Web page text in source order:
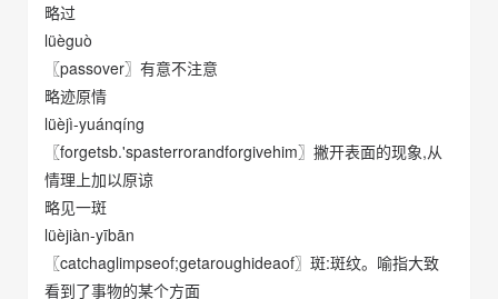
略过
lüèguò
〖passover〗有意不注意
略迹原情
lüèjì-yuánqíng
〖forgetsb.'spasterrorandforgivehim〗撇开表面的现象,从
情理上加以原谅
略见一斑
lüèjiàn-yībān
〖catchaglimpseof;getaroughideaof〗斑:斑纹。喻指大致
看到了事物的某个方面